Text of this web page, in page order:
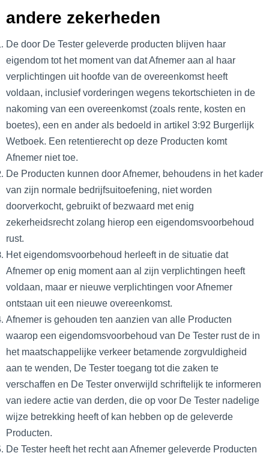
andere zekerheden
De door De Tester geleverde producten blijven haar
eigendom tot het moment van dat Afnemer aan al haar
verplichtingen uit hoofde van de overeenkomst heeft
voldaan, inclusief vorderingen wegens tekortschieten in de
nakoming van een overeenkomst (zoals rente, kosten en
boetes), een en ander als bedoeld in artikel 3:92 Burgerlijk
Wetboek. Een retentierecht op deze Producten komt
Afnemer niet toe.
De Producten kunnen door Afnemer, behoudens in het kader
van zijn normale bedrijfsuitoefening, niet worden
doorverkocht, gebruikt of bezwaard met enig
zekerheidsrecht zolang hierop een eigendomsvoorbehoud
rust.
Het eigendomsvoorbehoud herleeft in de situatie dat
Afnemer op enig moment aan al zijn verplichtingen heeft
voldaan, maar er nieuwe verplichtingen voor Afnemer
ontstaan uit een nieuwe overeenkomst.
Afnemer is gehouden ten aanzien van alle Producten
waarop een eigendomsvoorbehoud van De Tester rust de in
het maatschappelijke verkeer betamende zorgvuldigheid
aan te wenden, De Tester toegang tot die zaken te
verschaffen en De Tester onverwijld schriftelijk te informeren
van iedere actie van derden, die op voor De Tester nadelige
wijze betrekking heeft of kan hebben op de geleverde
Producten.
De Tester heeft het recht aan Afnemer geleverde Producten